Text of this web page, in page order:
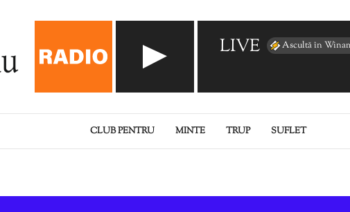
LIVE Ascultă în
CLUB PENTRU MINTE TRUP SUFLET